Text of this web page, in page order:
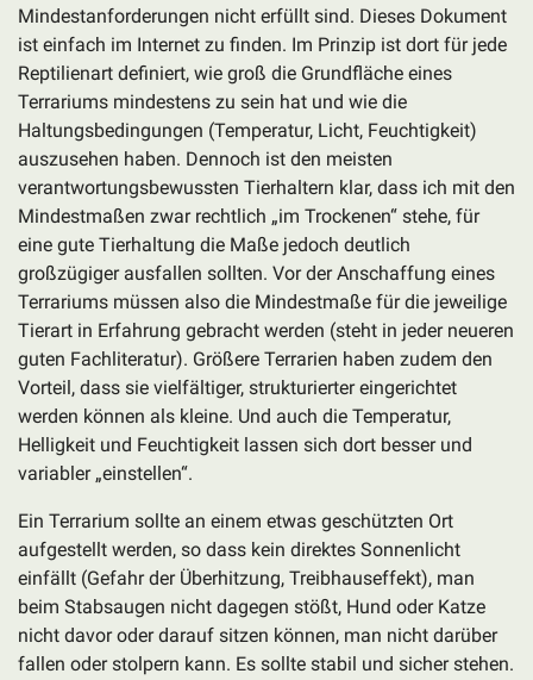
Mindestanforderungen nicht erfüllt sind. Dieses Dokument
ist einfach im Internet zu finden. Im Prinzip ist dort für jede
Reptilienart definiert, wie groß die Grundfläche eines
Terrariums mindestens zu sein hat und wie die
Haltungsbedingungen (Temperatur, Licht, Feuchtigkeit)
auszusehen haben. Dennoch ist den meisten
verantwortungsbewussten Tierhaltern klar, dass ich mit den
Mindestmaßen zwar rechtlich „im Trockenen“ stehe, für
eine gute Tierhaltung die Maße jedoch deutlich
großzügiger ausfallen sollten. Vor der Anschaffung eines
Terrariums müssen also die Mindestmaße für die jeweilige
Tierart in Erfahrung gebracht werden (steht in jeder neueren
guten Fachliteratur). Größere Terrarien haben zudem den
Vorteil, dass sie vielfältiger, strukturierter eingerichtet
werden können als kleine. Und auch die Temperatur,
Helligkeit und Feuchtigkeit lassen sich dort besser und
variabler „einstellen“.
Ein Terrarium sollte an einem etwas geschützten Ort
aufgestellt werden, so dass kein direktes Sonnenlicht
einfällt (Gefahr der Überhitzung, Treibhauseffekt), man
beim Stabsaugen nicht dagegen stößt, Hund oder Katze
nicht davor oder darauf sitzen können, man nicht darüber
fallen oder stolpern kann. Es sollte stabil und sicher stehen.